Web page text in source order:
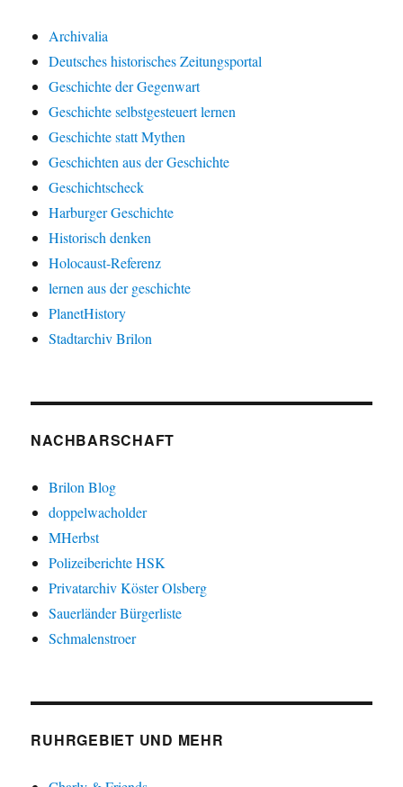
Archivalia
Deutsches historisches Zeitungsportal
Geschichte der Gegenwart
Geschichte selbstgesteuert lernen
Geschichte statt Mythen
Geschichten aus der Geschichte
Geschichtscheck
Harburger Geschichte
Historisch denken
Holocaust-Referenz
lernen aus der geschichte
PlanetHistory
Stadtarchiv Brilon
NACHBARSCHAFT
Brilon Blog
doppelwacholder
MHerbst
Polizeiberichte HSK
Privatarchiv Köster Olsberg
Sauerländer Bürgerliste
Schmalenstroer
RUHRGEBIET UND MEHR